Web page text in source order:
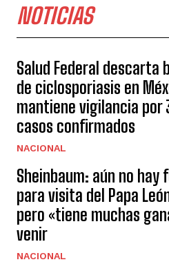
NOTICIAS
Salud Federal descarta
de ciclosporiasis en
mantiene vigilancia por
casos confirmados
NACIONAL
Sheinbaum: aún no hay
para visita del Papa
pero «tiene muchas
venir
NACIONAL